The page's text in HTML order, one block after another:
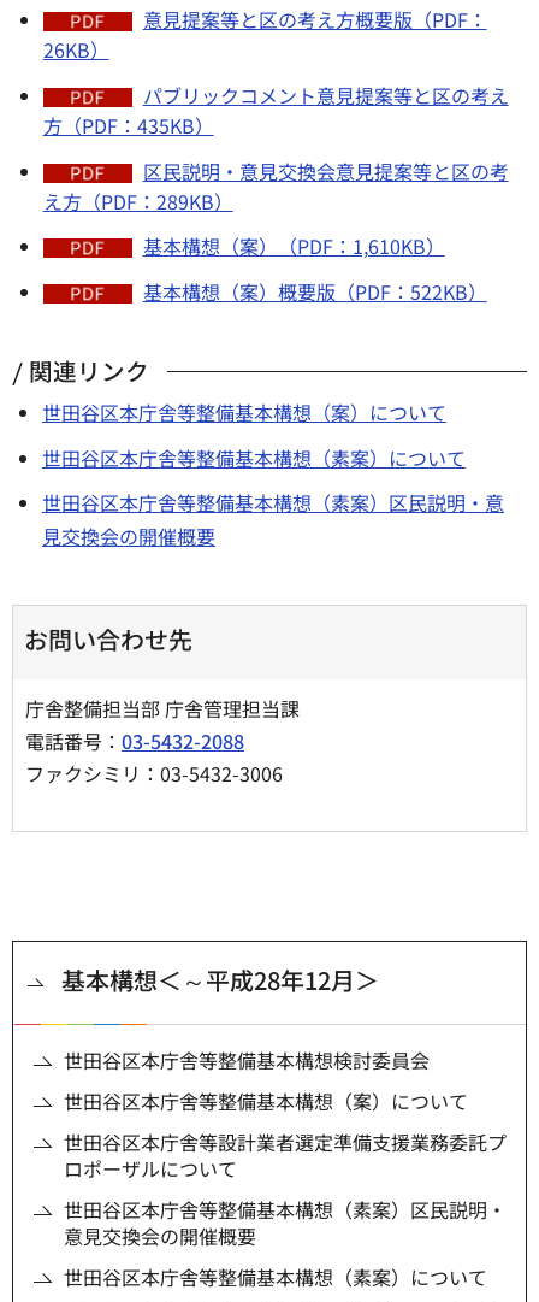
意見提案等と区の考え方概要版（PDF：
26KB）
パブリックコメント意見提案等と区の考え
方（PDF：435KB）
区民説明・意見交換会意見提案等と区の考
え方（PDF：289KB）
基本構想（案）（PDF：1,610KB）
基本構想（案）概要版（PDF：522KB）
関連リンク
世田谷区本庁舎等整備基本構想（案）について
世田谷区本庁舎等整備基本構想（素案）について
世田谷区本庁舎等整備基本構想（素案）区民説明・意
見交換会の開催概要
お問い合わせ先
庁舎整備担当部 庁舎管理担当課
電話番号： 03-5432-2088
ファクシミリ：03-5432-3006
基本構想＜～平成28年12月＞
世田谷区本庁舎等整備基本構想検討委員会
世田谷区本庁舎等整備基本構想（案）について
世田谷区本庁舎等設計業者選定準備支援業務委託プ
ロポーザルについて
世田谷区本庁舎等整備基本構想（素案）区民説明・
意見交換会の開催概要
世田谷区本庁舎等整備基本構想（素案）について